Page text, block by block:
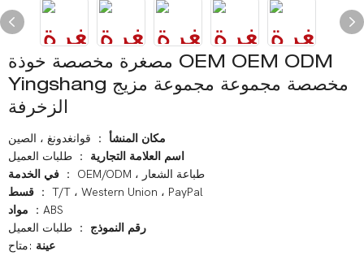
مصغرة مخصصة خوذة OEM OEM ODM
Yingshang مخصصة مجموعة مجموعة مزيج
الزخرفة
مكان المنشأ
： قوانغدونغ ، الصين
اسم العلامة التجارية
： طلبات العميل
： OEM/ODM ، طباعة الشعار
： T/T ، Western Union ، PayPal
：ABS
رقم النموذج
： طلبات العميل
عينة :متاح